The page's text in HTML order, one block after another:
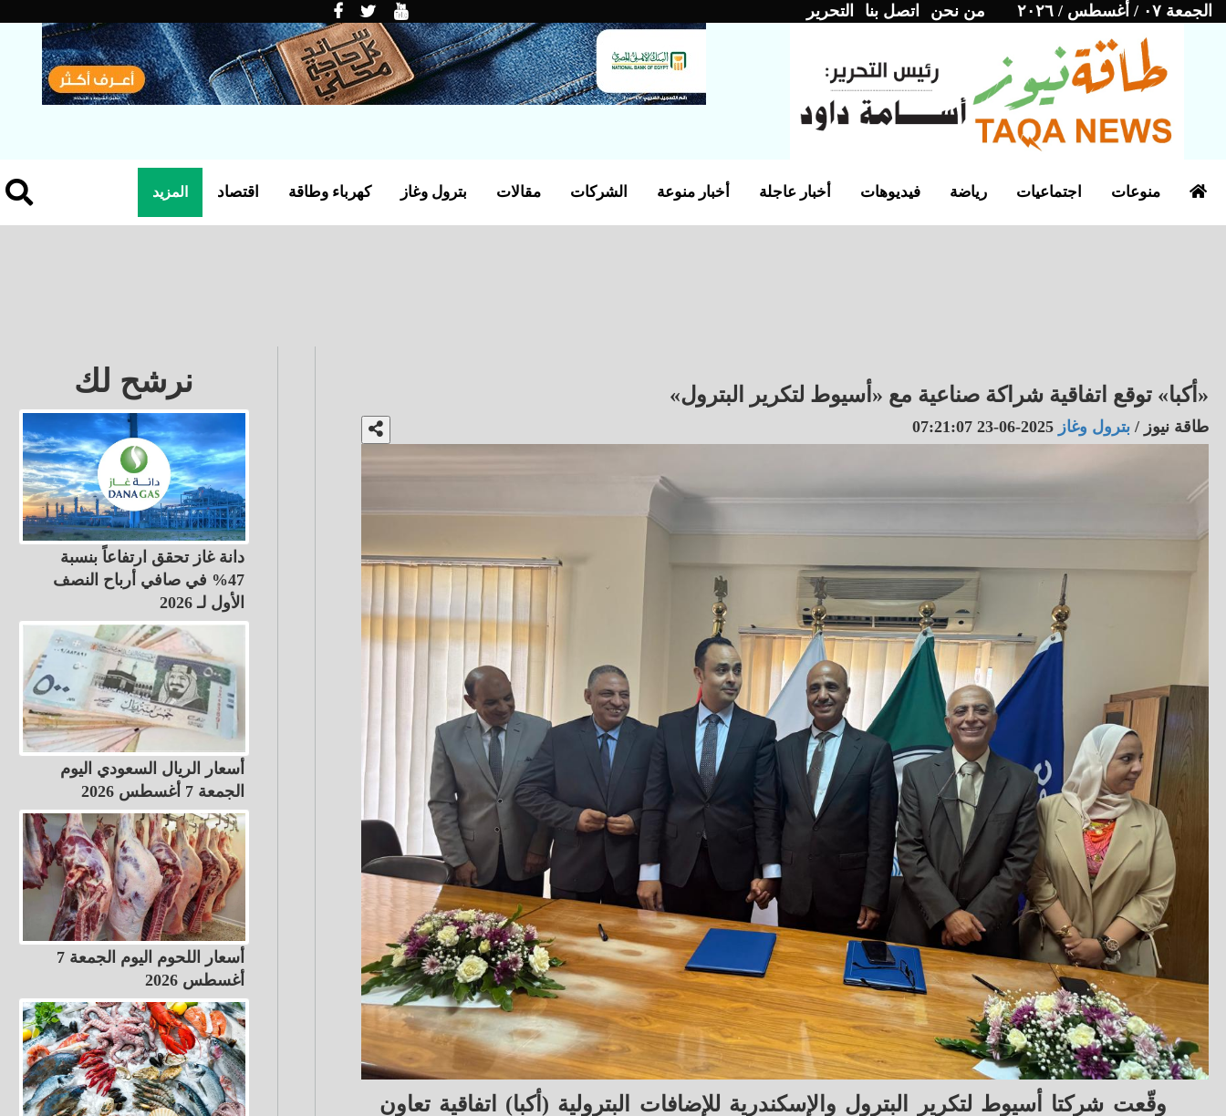
الجمعة ٠٧ / أغسطس / ٢٠٢٦ من نحن اتصل بنا التحرير
المزيد اقتصاد كهرباء وطاقة بترول وغاز مقالات الشركات أخبار منوعة أخبار عاجلة فيديوهات رياضة اجتماعيات منوعات
«أكبا» توقع اتفاقية شراكة صناعية مع «أسيوط لتكرير البترول»
طاقة نيوز /بترول وغاز2025-06-23 07:21:07
وقّعت شركتا أسيوط لتكرير البترول والإسكندرية للإضافات البترولية (أكبا) اتفاقية تعاون
نرشح لك
دانة غاز تحقق ارتفاعاً بنسبة
47% في صافي أرباح النصف
الأول لـ 2026
أسعار الريال السعودي اليوم
الجمعة 7 أغسطس 2026
أسعار اللحوم اليوم الجمعة 7
أغسطس 2026